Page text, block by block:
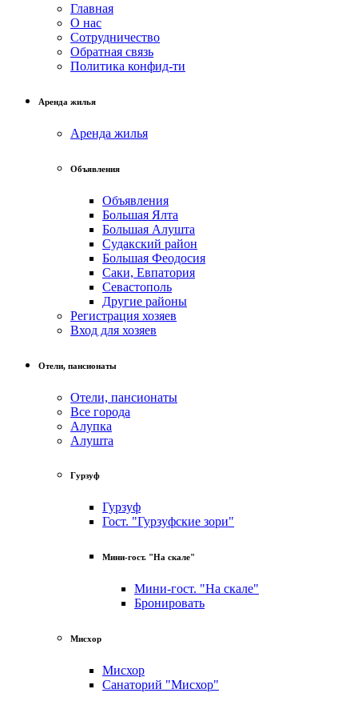
Главная
О нас
Сотрудничество
Обратная связь
Политика конфид-ти
Аренда жилья
Аренда жилья
Объявления
Объявления
Большая Ялта
Большая Алушта
Судакский район
Большая Феодосия
Саки, Евпатория
Севастополь
Другие районы
Регистрация хозяев
Вход для хозяев
Отели, пансионаты
Отели, пансионаты
Все города
Алупка
Алушта
Гурзуф
Гурзуф
Гост. "Гурзуфские зори"
Мини-гост. "На скале"
Мини-гост. "На скале"
Бронировать
Мисхор
Мисхор
Санаторий "Мисхор"